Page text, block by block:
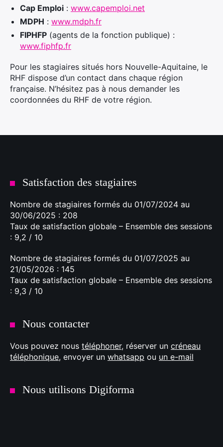
Cap Emploi : www.capemploi.net
MDPH : www.mdph.fr
FIPHFP (agents de la fonction publique) :
www.fiphfp.fr
Pour les stagiaires situés hors Nouvelle-Aquitaine, le
RHF dispose d’un contact dans chaque région
française. N’hésitez pas à nous demander les
coordonnées du RHF de votre région.
Satisfaction des stagiaires
Nombre de stagiaires formés du 01/07/2024 au
30/06/2025 : 208
Taux de satisfaction globale – Ensemble des sessions
: 9,2 / 10
Nombre de stagiaires formés du 01/07/2025 au
21/05/2026 : 145
Taux de satisfaction globale – Ensemble des sessions
: 9,3 / 10
Nous contacter
Vous pouvez nous téléphoner, réserver un créneau
téléphonique, envoyer un whatsapp ou un e-mail
Nous utilisons Digiforma